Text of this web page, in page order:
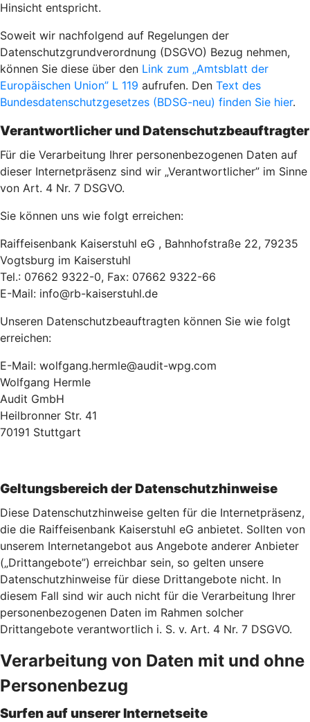
Hinsicht entspricht.
Soweit wir nachfolgend auf Regelungen der
Datenschutzgrundverordnung (DSGVO) Bezug nehmen,
können Sie diese über den Link zum „Amtsblatt der
Europäischen Union” L 119 aufrufen. Den Text des
Bundesdatenschutzgesetzes (BDSG-neu) finden Sie hier.
Verantwortlicher und Datenschutzbeauftragter
Für die Verarbeitung Ihrer personenbezogenen Daten auf
dieser Internetpräsenz sind wir „Verantwortlicher” im Sinne
von Art. 4 Nr. 7 DSGVO.
Sie können uns wie folgt erreichen:
Raiffeisenbank Kaiserstuhl eG , Bahnhofstraße 22, 79235
Vogtsburg im Kaiserstuhl
Tel.: 07662 9322-0, Fax: 07662 9322-66
E-Mail: info@rb-kaiserstuhl.de
Unseren Datenschutzbeauftragten können Sie wie folgt
erreichen:
E-Mail: wolfgang.hermle@audit-wpg.com
Wolfgang Hermle
Audit GmbH
Heilbronner Str. 41
70191 Stuttgart
Geltungsbereich der Datenschutzhinweise
Diese Datenschutzhinweise gelten für die Internetpräsenz,
die die Raiffeisenbank Kaiserstuhl eG anbietet. Sollten von
unserem Internetangebot aus Angebote anderer Anbieter
(„Drittangebote”) erreichbar sein, so gelten unsere
Datenschutzhinweise für diese Drittangebote nicht. In
diesem Fall sind wir auch nicht für die Verarbeitung Ihrer
personenbezogenen Daten im Rahmen solcher
Drittangebote verantwortlich i. S. v. Art. 4 Nr. 7 DSGVO.
Verarbeitung von Daten mit und ohne
Personenbezug
Surfen auf unserer Internetseite